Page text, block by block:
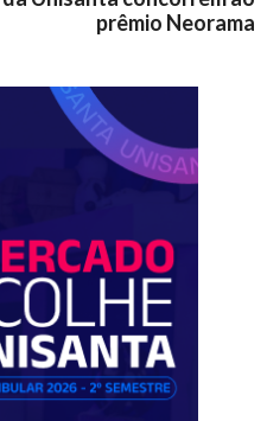
prêmio Neorama